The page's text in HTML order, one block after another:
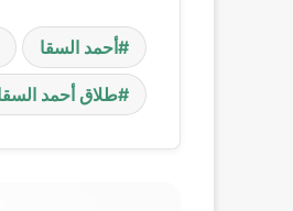
أحمد السقا
طلاق أحمد